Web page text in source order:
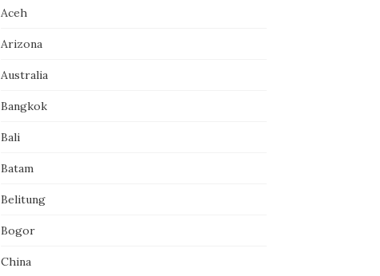
Aceh
Arizona
Australia
Bangkok
Bali
Batam
Belitung
Bogor
China